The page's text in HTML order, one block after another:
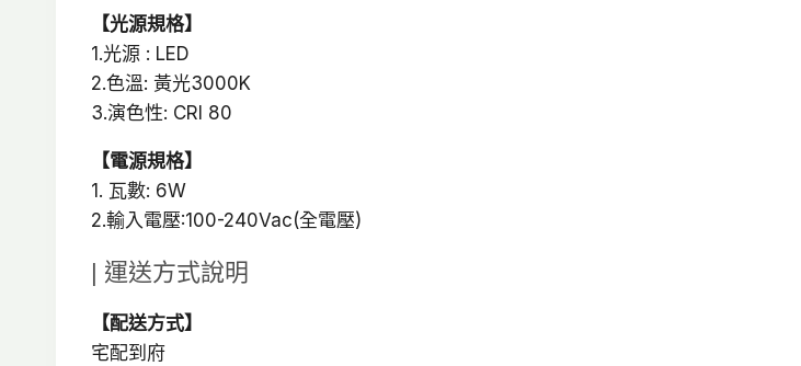
【光源規格】
1.光源 : LED
2.色溫: 黃光3000K
3.演色性: CRI 80
【電源規格】
1. 瓦數: 6W
2.輸入電壓:100-240Vac(全電壓)
| 運送方式說明
【配送方式】
宅配到府